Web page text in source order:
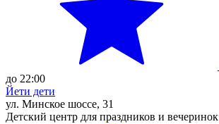
до 22:00
Йети дети
ул. Минское шоссе, 31
Детский центр для праздников и вечеринок